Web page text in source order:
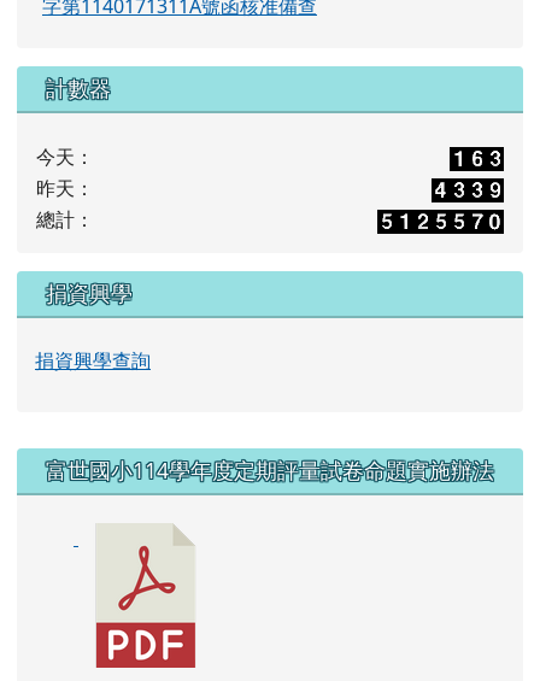
字第1140171311A號函核准備查
計數器
今天：
昨天：
總計：
捐資興學
捐資興學查詢
右邊區域內容
富世國小114學年度定期評量試卷命題實施辦法